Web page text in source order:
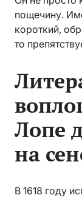
пощечину.
короткий,
то
Лопе
на
В 1618 году